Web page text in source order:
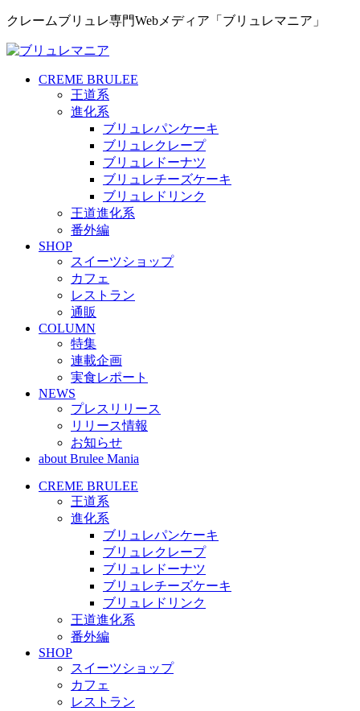
クレームブリュレ専門Webメディア「ブリュレマニア」
CREME BRULEE
王道系
進化系
ブリュレパンケーキ
ブリュレクレープ
ブリュレドーナツ
ブリュレチーズケーキ
ブリュレドリンク
王道進化系
番外編
SHOP
スイーツショップ
カフェ
レストラン
通販
COLUMN
特集
連載企画
実食レポート
NEWS
プレスリリース
リリース情報
お知らせ
about Brulee Mania
CREME BRULEE
王道系
進化系
ブリュレパンケーキ
ブリュレクレープ
ブリュレドーナツ
ブリュレチーズケーキ
ブリュレドリンク
王道進化系
番外編
SHOP
スイーツショップ
カフェ
レストラン